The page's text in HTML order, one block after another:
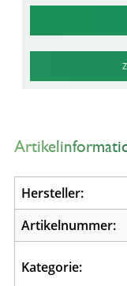
Hersteller:
Artikelnummer:
Kategorie: